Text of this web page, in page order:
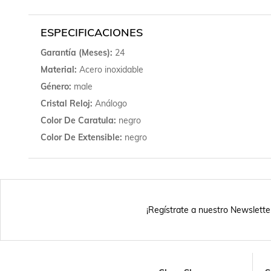
ESPECIFICACIONES
Garantía (meses) 24
Material Acero inoxidable
Género male
Cristal Reloj Análogo
Color De Caratula negro
Color De Extensible negro
¡Regístrate a nuestro